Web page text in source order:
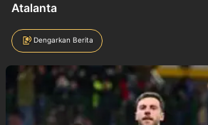
Atalanta
Dengarkan Berita